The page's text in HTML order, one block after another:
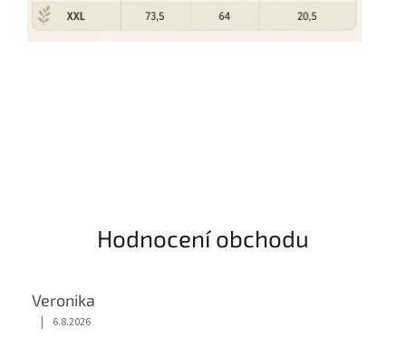
Hodnocení obchodu
Veronika
Hodnocení obchodu je 5 z 5 hvězdiček.
| 6.8.2026